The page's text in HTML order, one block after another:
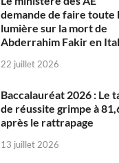
demande de faire toute
lumière sur la mort de
Abderrahim Fakir en
22 juillet 2026
Baccalauréat 2026 : Le
de réussite grimpe à
après le rattrapage
13 juillet 2026